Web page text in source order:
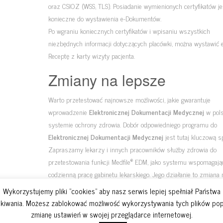
oraz CSIOZ (WSS, TLS). Posiadanie wymienionych certyfikatów
konieczne do wystawienia e-Dokumentów.
Po wgraniu koniecznych certyfikatów i wpisaniu wszystkich
niezbędnych informacji dotyczących placówki, można wystawić
Receptę z karty wizyty pacjenta.
Zmiany na lepsze
Warto przetestować najnowsze możliwości, jakie gwarantuje
wprowadzenie Elektronicznej Dokumentacji Medycznej w
systemie ochrony zdrowia. Dobór odpowiedniego programu do
Elektronicznej Dokumentacji Medycznej jest tutaj kluczową
Zapraszamy lekarzy i innych pracowników służby zdrowia do
przetestowania funkcji Medfile®EDM, jako systemu
codzienną pracę gabinetu lekarskiego. Jego działanie to zmiana
lepsze w porównaniu z nieporęczną dokumentacją papierową,
należy przechowywać jeszcze przez wiele lat.
Wykorzystujemy pliki "cookies" aby nasz serwis lepiej spełniał Państwa
Możesz zablokować możliwość wykorzystywania tych plików
zmianę ustawień w swojej przeglądarce internetowej.